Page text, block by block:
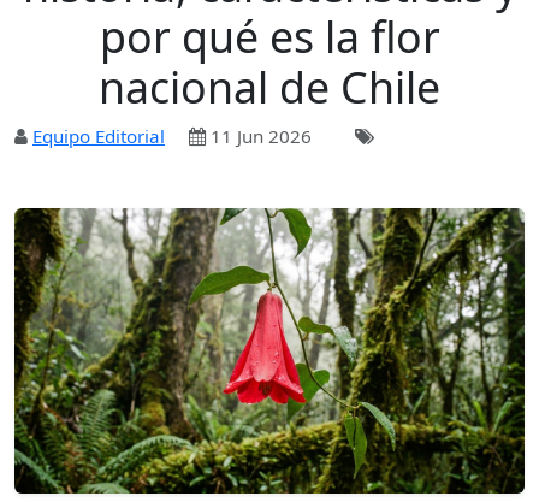
por qué es la flor
nacional de Chile
Equipo Editorial 11 Jun 2026